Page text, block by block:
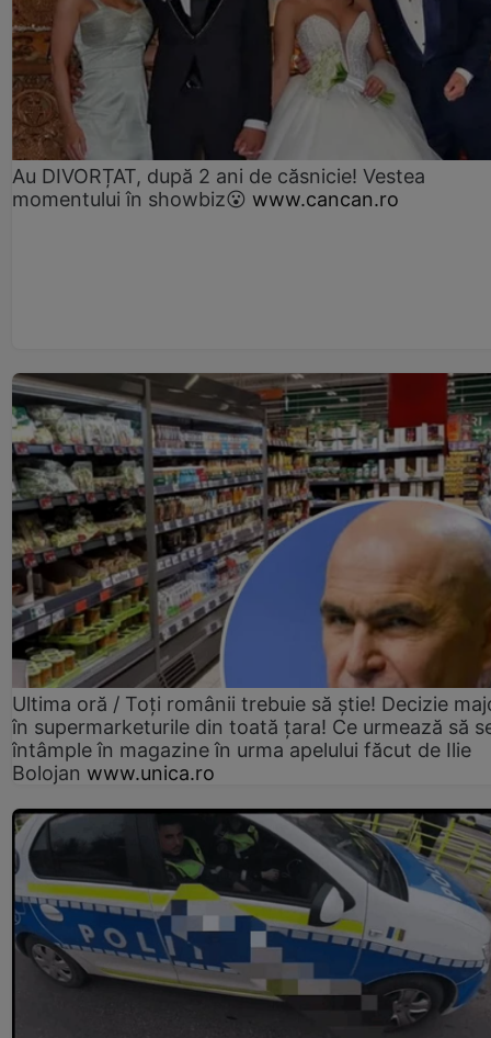
Au DIVORȚAT, după 2 ani de căsnicie! Vestea
momentului în showbiz😮 www.cancan.ro
Ultima oră / Toți românii trebuie să știe! Decizie
în supermarketurile din toată țara! Ce urmează să
întâmple în magazine în urma apelului făcut de Ilie
Bolojan www.unica.ro